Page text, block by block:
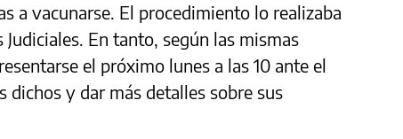
a vacunarse. El procedimiento lo realizaba
En tanto, según las mismas
el próximo lunes a las 10 ante el
dichos y dar más detalles sobre sus